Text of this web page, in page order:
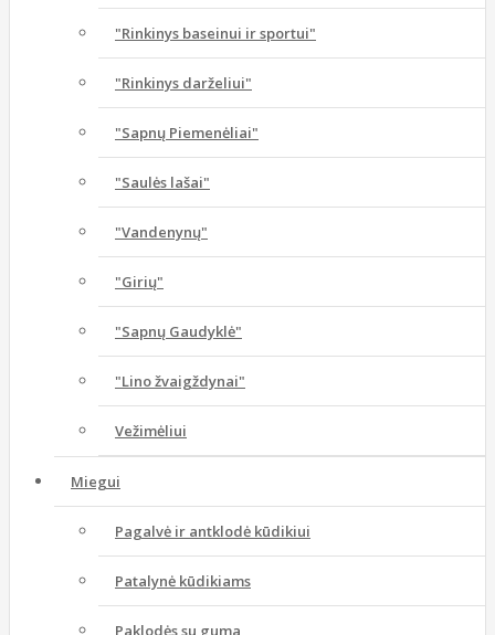
"Rinkinys baseinui ir sportui"
"Rinkinys darželiui"
"Sapnų Piemenėliai"
"Saulės lašai"
"Vandenynų"
"Girių"
"Sapnų Gaudyklė"
"Lino žvaigždynai"
Vežimėliui
Miegui
Pagalvė ir antklodė kūdikiui
Patalynė kūdikiams
Paklodės su guma